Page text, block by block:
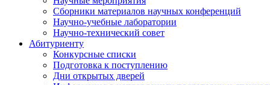
Сборники материалов научных конференций
Научно-учебные лаборатории
Научно-технический совет
Абитуриенту
Конкурсные списки
Подготовка к поступлению
Дни открытых дверей